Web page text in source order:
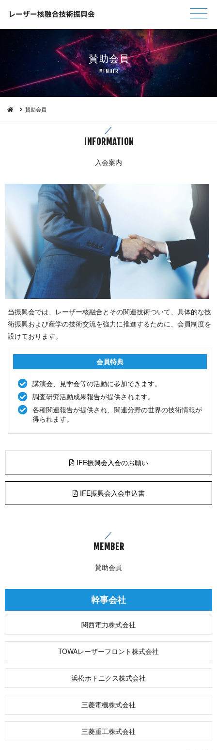
賛 助 会 員
ME M B E R
賛助会員
INFORMA T I O N
入 会 案 内
当振興会では、レーザー核融合とその関連技術ついて、具体的な技
術振興および産学の技術交流を強力に推進するために、会員制度を
設けてお り ま す 。
会 員 特 典
講演会、見学会等の活動に参加できます。
調査研究活動成果報告が提供されます。
各種関連報告が提供され、関連分野の世界の技術情報が
得られます。
IFE振興会入会のお願い
IFE振興会入会申込書
ME M B E R
賛 助 会 員
幹 事 会 社
関西電力株式会社
TOWAレーザーフロント株式会社
浜松ホトニクス株式会社
三菱電機株式会社
三菱重工株式会社